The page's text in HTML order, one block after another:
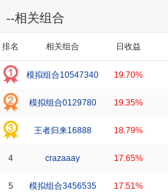
--相关组合
排名 相关组合 日收益
模拟组合10547340 19.70%
模拟组合0129780 19.35%
王者归来16888 18.79%
4 crazaaay 17.65%
5 模拟组合3456535 17.51%